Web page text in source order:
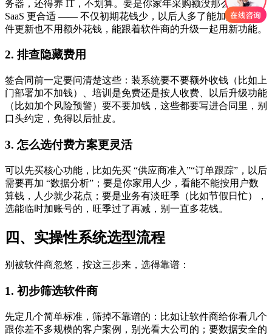
务器，还得养 IT，不划算。要是你家年采购额没那么高，选
SaaS 更合适 —— 不仅初期花钱少，以后人多了能加账号，软
件更新也不用额外花钱，能跟着软件商的升级一起用新功能。
2. 排查隐藏费用
签合同前一定要问清楚这些：装系统要不要额外收钱（比如上
门部署加不加钱）、培训是免费还是按人收费、以后升级功能
（比如加个风险预警）要不要加钱，这些都要写进合同里，别
口头约定，免得以后扯皮。
3. 怎么选付费方案更灵活
可以先买核心功能，比如先买 “供应商准入”“订单跟踪”，以后
需要再加 “数据分析”；要是你家用人少，看能不能按用户数
算钱，人少就少花点；要是业务有淡旺季（比如节假日忙），
选能临时加账号的，旺季过了再减，别一直多花钱。
四、实操性系统选型流程
别被软件商忽悠，按这三步来，选得靠谱：
1. 初步筛选软件商
先定几个简单标准，筛掉不靠谱的：比如让软件商给你看几个
跟你差不多规模的客户案例，别光看大公司的；要数据安全的